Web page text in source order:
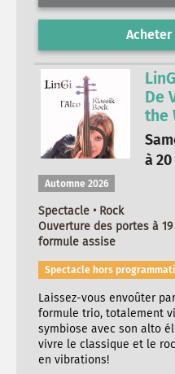
De
the
à 20
Automne 2026
Spectacle • Rock
Ouverture des portes à
formule assise
Spectacle hors
Laissez-vous envoûter
formule trio, totalement
symbiose avec son alto
vivre le classique et le
en vibrations!